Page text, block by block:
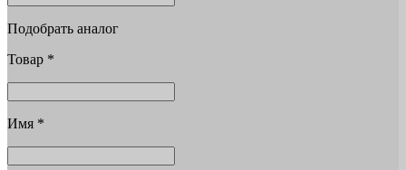
Подобрать аналог
Товар *
Имя *